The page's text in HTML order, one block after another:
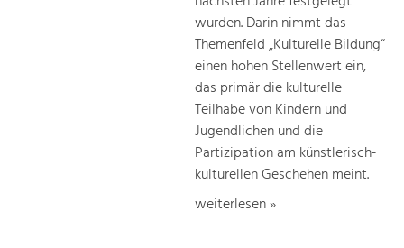
wurden. Darin nimmt das
Themenfeld „Kulturelle Bildung“
einen hohen Stellenwert ein,
das primär die kulturelle
Teilhabe von Kindern und
Jugendlichen und die
Partizipation am künstlerisch-
kulturellen Geschehen meint.
weiterlesen »